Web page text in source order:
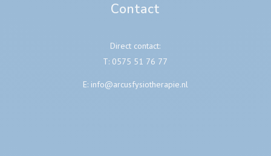
Contact
Direct contact:
T: 0575 51 76 77
E: info@arcusfysiotherapie.nl